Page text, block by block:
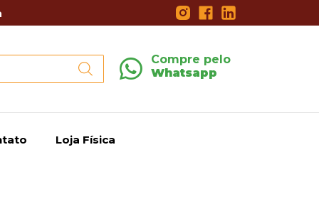
Compre pelo
Whatsapp
Loja Física